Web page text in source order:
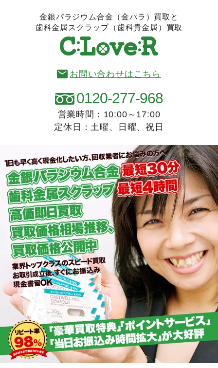
金銀パラジウム合金（金パラ）買取と
歯科金属スクラップ（歯科貴金属）買取
お問い合わせはこちら
0120-277-968
営業時間：10:00～17:00
定休日：土曜、日曜、祝日